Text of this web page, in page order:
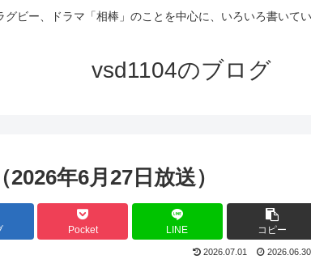
グビー、ドラマ「相棒」のことを中心に、いろいろ書いて
vsd1104のブログ
年6月27日放送）
Pocket LINE コピー
2026.07.01 2026.06.30